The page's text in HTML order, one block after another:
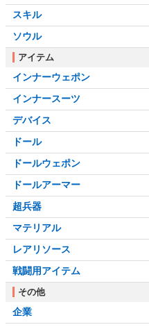
スキル
ソウル
アイテム
インナーウェポン
インナースーツ
デバイス
ドール
ドールウェポン
ドールアーマー
超兵器
マテリアル
レアリソース
戦闘用アイテム
その他
企業